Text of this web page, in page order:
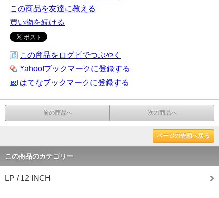
この商品を友達に教える
買い物を続ける
この商品をログピでつぶやく
Yahoo!ブックマークに登録する
はてなブックマークに登録する
前の商品へ 次の商品へ
ページの先頭へ戻る
この商品のカテゴリー
LP / 12 INCH